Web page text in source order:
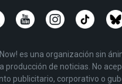
es una organización sin
producción de noticias. No
publicitario, corporativo o